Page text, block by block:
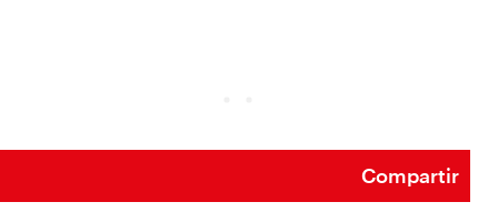
Compartir